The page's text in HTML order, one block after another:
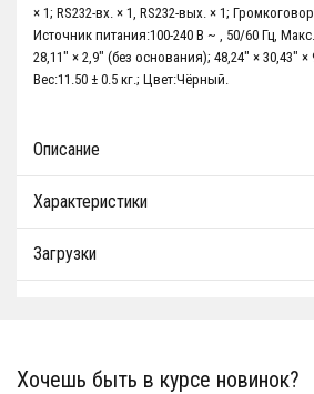
× 1; RS232-вх. × 1, RS232-вых. × 1;
Источник питания:100-240 В ~ , 50/60 Гц,
28,11" × 2,9" (без основания); 48,24" × 30,43"
Вес:11.50 ± 0.5 кг.; Цвет:Чёрный.
Описание
Характеристики
Загрузки
Хочешь быть в курсе новинок?